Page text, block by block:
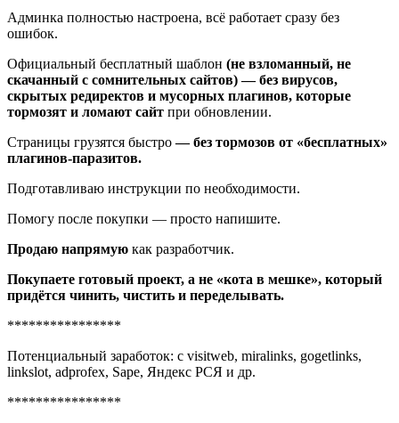
Админка полностью настроена, всё работает сразу без
ошибок.
Официальный бесплатный шаблон (не взломанный, не
скачанный с сомнительных сайтов) — без вирусов,
скрытых редиректов и мусорных плагинов, которые
тормозят и ломают сайт при обновлении.
Страницы грузятся быстро— без тормозов от «бесплатных»
плагинов-паразитов.
Подготавливаю инструкции по необходимости.
Помогу после покупки — просто напишите.
Продаю напрямую как разработчик.
Покупаете готовый проект, а не «кота в мешке», который
придётся чинить, чистить и переделывать.
****************
Потенциальный заработок: с visitweb, miralinks, gogetlinks,
linkslot, adprofex, Sape, Яндекс РСЯ и др.
****************